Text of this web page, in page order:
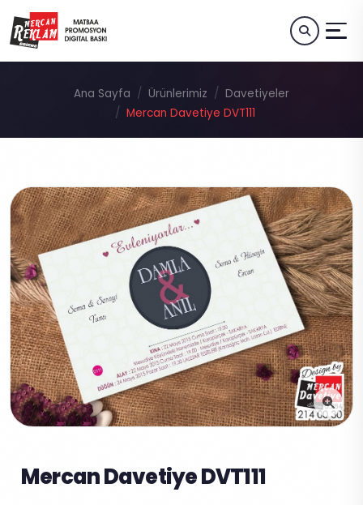
Ana Sayfa Ürünlerimiz
Davetiyeler
Mercan Davetiye DVT111
Mercan Davetiye DVT111